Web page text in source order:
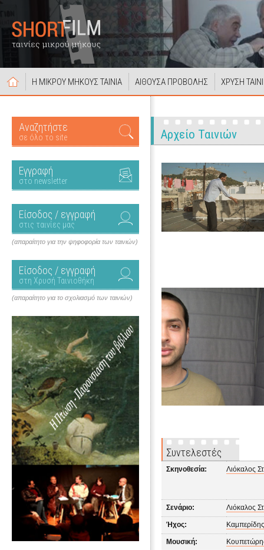
Η ΜΙΚΡΟΥ ΜΗΚΟΥΣ ΤΑΙΝΙΑ ΑΙΘΟΥΣΑ ΠΡΟΒΟΛΗΣ ΧΡΥΣΗ
Αναζητήστε
σε όλο το site
Εγγραφή
στο newsletter
Είσοδος / εγγραφή
στις ταινίες μας
(απαραίτητο για την ψηφοφορία των ταινιών)
Είσοδος / εγγραφή
στη Χρυσή Ταινιοθήκη
(απαραίτητο για το σχολιασμό των ταινιών)
Αρχείο Ταινιών
Συντελεστές
Σκηνοθεσία: Λιόκαλος
Σενάριο: Λιόκαλος
Ήχος:
Μουσική: